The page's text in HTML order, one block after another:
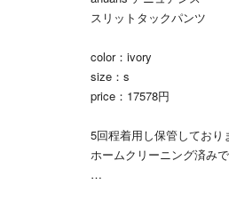
スリットタックパンツ
color：ivory
size：s
price：17578円
5回程着用し保管しており
ホームクリーニング済み